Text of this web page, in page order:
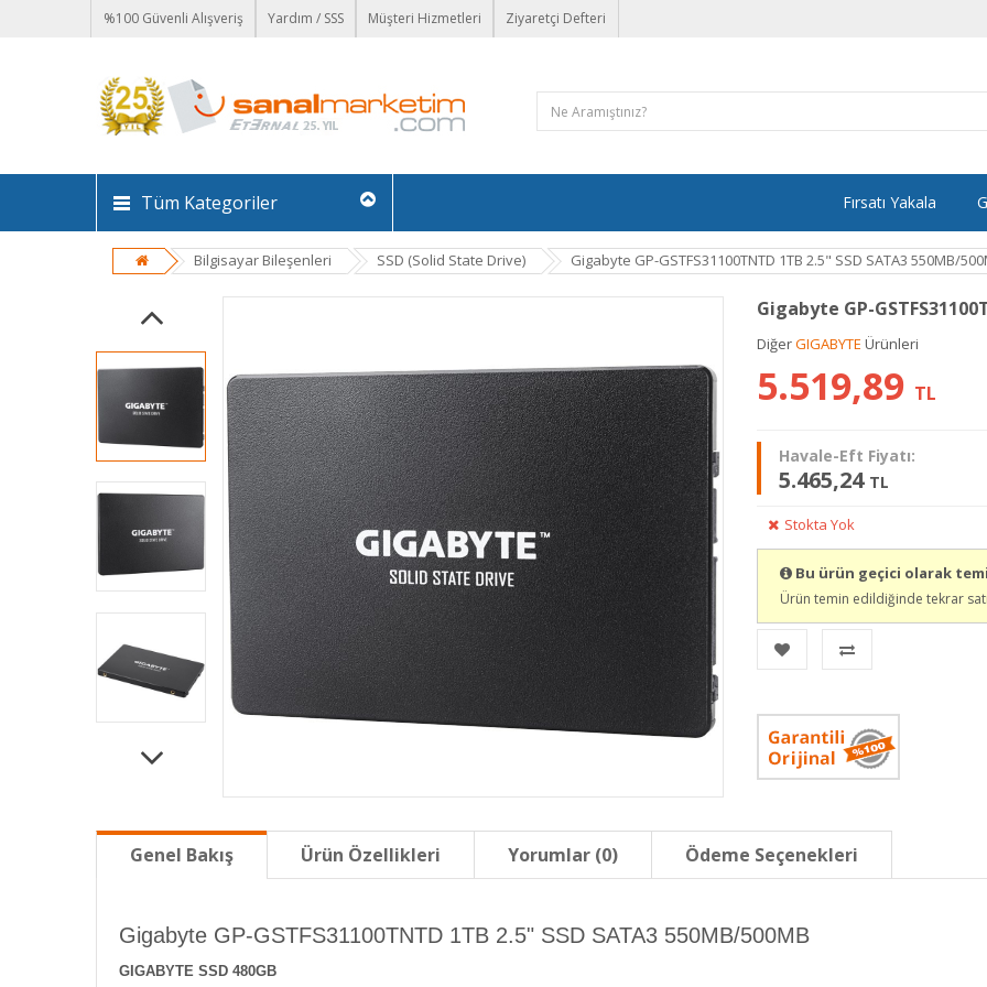
%100 Güvenli Alışveriş Yardım / SSS Müşteri Hizmetleri Ziyaretçi Defteri
Tüm Kategoriler Fırsatı Yakala
Bilgisayar Bileşenleri SSD (Solid State Drive) Gigabyte GP-GSTFS31100TNTD 1TB 2.5" SSD SATA3 550MB/
Gigabyte GP-
DiğerGIGABYTE Ürünleri
5.519,89 TL
Havale-Eft Fiyatı:
5.465,24 TL
Stokta Yok
Bu ürün geçici olarak
Ürün temin edildiğinde tekrar
Genel Bakış Ürün Özellikleri Yorumlar (0) Ödeme Seçenekleri
Gigabyte GP-GSTFS31100TNTD 1TB 2.5" SSD SATA3 550MB/500MB
GIGABYTE SSD 480GB